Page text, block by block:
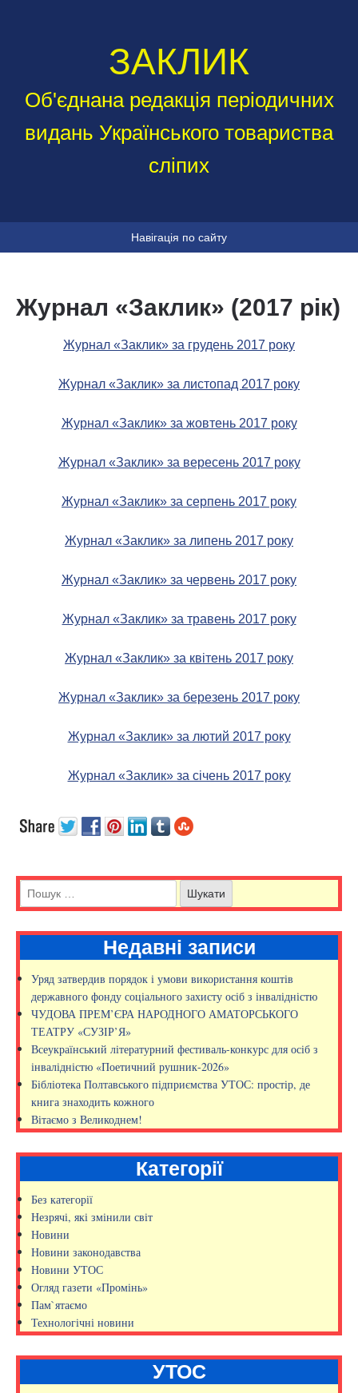
ЗАКЛИК
Об'єднана редакція періодичних
видань Українського товариства
сліпих
Навігація по сайту
Журнал «Заклик» (2017 рік)
Журнал «Заклик» за грудень 2017 року
Журнал «Заклик» за листопад 2017 року
Журнал «Заклик» за жовтень 2017 року
Журнал «Заклик» за вересень 2017 року
Журнал «Заклик» за серпень 2017 року
Журнал «Заклик» за липень 2017 року
Журнал «Заклик» за червень 2017 року
Журнал «Заклик» за травень 2017 року
Журнал «Заклик» за квітень 2017 року
Журнал «Заклик» за березень 2017 року
Журнал «Заклик» за лютий 2017 року
Журнал «Заклик» за січень 2017 року
Недавні записи
Уряд затвердив порядок і умови використання коштів
державного фонду соціального захисту осіб з інвалідністю
ЧУДОВА ПРЕМ’ЄРА НАРОДНОГО АМАТОРСЬКОГО
ТЕАТРУ «СУЗІР’Я»
Всеукраїнський літературний фестиваль-конкурс для осіб з
інвалідністю «Поетичний рушник-2026»
Бібліотека Полтавського підприємства УТОС: простір, де
книга знаходить кожного
Вітаємо з Великоднем!
Категорії
Без категорії
Незрячі, які змінили світ
Новини
Новини законодавства
Новини УТОС
Огляд газети «Промінь»
Пам`ятаємо
Технологічні новини
УТОС